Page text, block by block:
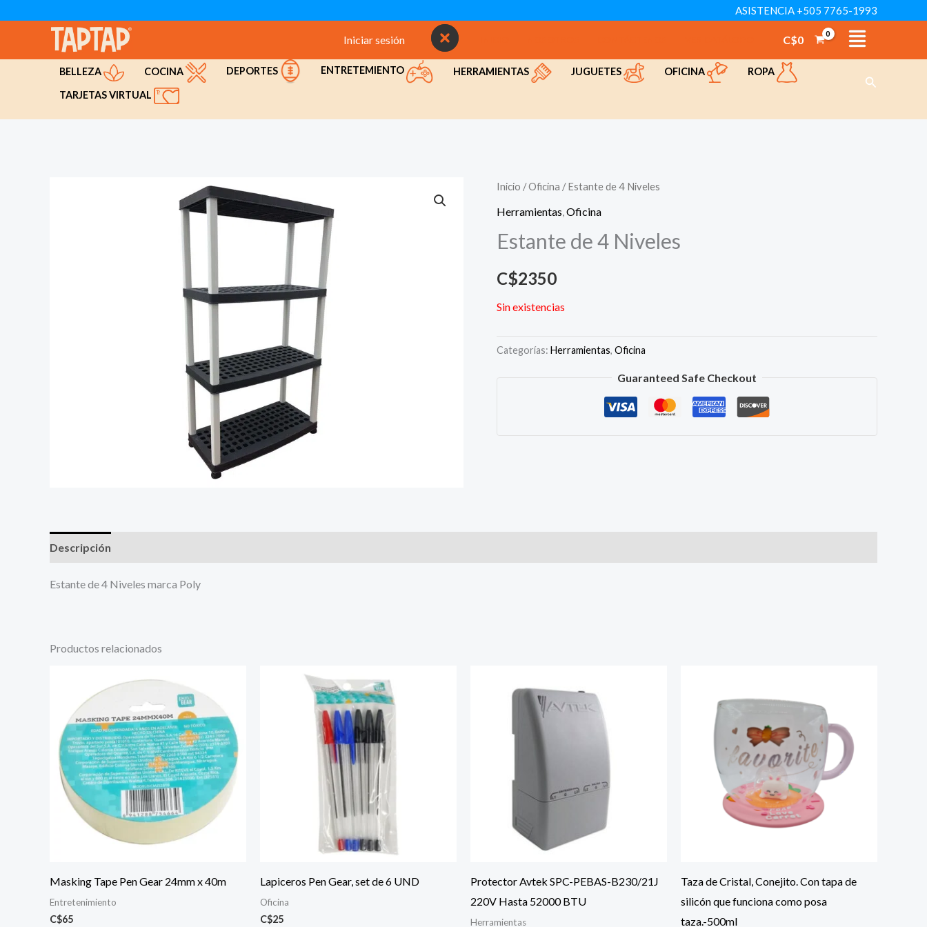
ASISTENCIA +505 7765-1993
Iniciar sesión C$0
BELLEZA COCINA DEPORTES ENTRETEMIENTO HERRAMIENTAS JUGUETES OFICINA ROPA
TARJETAS VIRTUAL
Buscar
Inicio /Oficina / Estante de 4 Niveles
Herramientas Oficina
Estante de 4 Niveles
C$2350
Sin existencias
Categorías: Herramientas, Oficina
Guaranteed Safe Checkout
Descripción
Estante de 4 Niveles marca Poly
Productos relacionados
Masking Tape Pen Gear 24mm x 40m
Entretenimiento
C$65
Lapiceros Pen Gear, set de 6 UND
Oficina
C$25
Protector Avtek SPC-PEBAS-B230/21J
220V Hasta 52000 BTU
Herramientas
Taza de Cristal, Conejito. Con tapa de
silicón que funciona como posa
taza.-500ml